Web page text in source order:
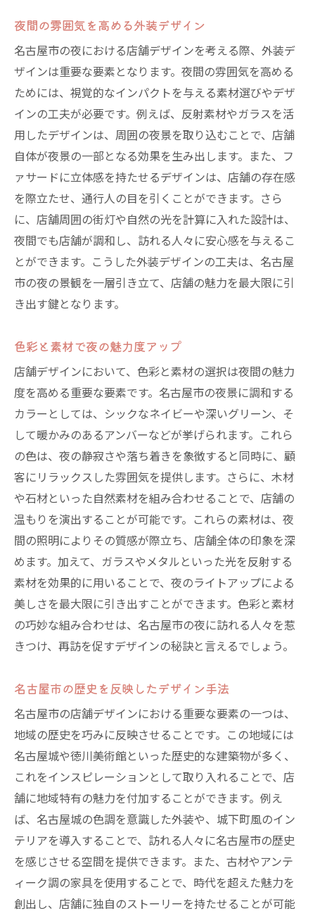
新しい文化を創造する店舗の役割
地域コミュニティとの連携を意識
夜の名古屋市で成功するための店舗デザインの
工夫
ナイトライフを充実させる空間づくり
観光客を惹きつける独自性の確立
地元食材を活かした店舗デザイン
イベントに対応した柔軟な設計
生活スタイルの変化に対応するデザイン
名古屋市の未来を見据えた店舗戦略
店舗デザインで名古屋市の夜をもっと魅力的に
演出
名古屋の夜を彩るライトアップ計画
通行人を引き込むショーウィンドウの工夫
夜の街を象徴するシンボリックデザイン
活気あるナイトエコノミーの実現
店舗と街の一体感を生むデザイン
名古屋市の夜に融合する店舗デザインの実践ガ
イド
地域住民の意見を取り入れたデザイン
持続可能な素材選びと環境への配慮
地元企業とコラボレーションする方法
最新技術を活用したインタラクティブデザ
イン
ソーシャルメディアを活用した集客方法
地域の歴史を伝えるストーリーテリング
夜間の雰囲気を高める外装デザイン
名古屋市の夜における店舗デザインを考える際、外装デ
ザインは重要な要素となります。夜間の雰囲気を高める
ためには、視覚的なインパクトを与える素材選びやデザ
インの工夫が必要です。例えば、反射素材やガラスを活
用したデザインは、周囲の夜景を取り込むことで、店舗
自体が夜景の一部となる効果を生み出します。また、フ
ァサードに立体感を持たせるデザインは、店舗の存在感
を際立たせ、通行人の目を引くことができます。さら
に、店舗周囲の街灯や自然の光を計算に入れた設計は、
夜間でも店舗が調和し、訪れる人々に安心感を与えるこ
とができます。こうした外装デザインの工夫は、名古屋
市の夜の景観を一層引き立て、店舗の魅力を最大限に引
き出す鍵となります。
色彩と素材で夜の魅力度アップ
店舗デザインにおいて、色彩と素材の選択は夜間の魅力
度を高める重要な要素です。名古屋市の夜景に調和する
カラーとしては、シックなネイビーや深いグリーン、そ
して暖かみのあるアンバーなどが挙げられます。これら
の色は、夜の静寂さや落ち着きを象徴すると同時に、顧
客にリラックスした雰囲気を提供します。さらに、木材
や石材といった自然素材を組み合わせることで、店舗の
温もりを演出することが可能です。これらの素材は、夜
間の照明によりその質感が際立ち、店舗全体の印象を深
めます。加えて、ガラスやメタルといった光を反射する
素材を効果的に用いることで、夜のライトアップによる
美しさを最大限に引き出すことができます。色彩と素材
の巧妙な組み合わせは、名古屋市の夜に訪れる人々を惹
きつけ、再訪を促すデザインの秘訣と言えるでしょう。
名古屋市の歴史を反映したデザイン手法
名古屋市の店舗デザインにおける重要な要素の一つは、
地域の歴史を巧みに反映させることです。この地域には
名古屋城や徳川美術館といった歴史的な建築物が多く、
これをインスピレーションとして取り入れることで、店
舗に地域特有の魅力を付加することができます。例え
ば、名古屋城の色調を意識した外装や、城下町風のイン
テリアを導入することで、訪れる人々に名古屋市の歴史
を感じさせる空間を提供できます。また、古材やアンテ
ィーク調の家具を使用することで、時代を超えた魅力を
創出し、店舗に独自のストーリーを持たせることが可能